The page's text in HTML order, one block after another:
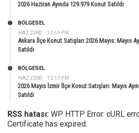
2026 Haziran Ayında 129.979 Konut Satıldı
HAZ 23RD 12:59 PM
BÖLGESEL
Ankara İlçe Konut Satışları 2026 Mayıs: Mayıs
Satıldı
HAZ 23RD 12:17 PM
BÖLGESEL
2026 Mayıs İzmir İlçe Konut Satışları: Mayıs
Satıldı
RSS hatası: WP HTTP Error: cURL
Certificate has expired.